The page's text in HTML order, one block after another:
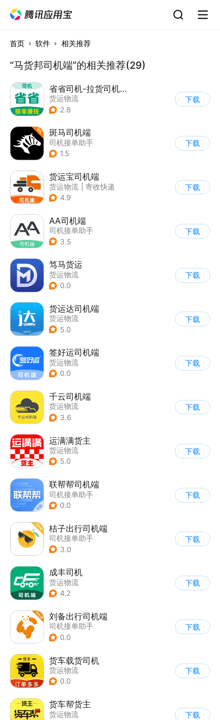
首页 软件 相关推荐
“马货邦司机端”的相关推荐(29)
省省司机-拉货司机招募
货运物流
2.8
下载
斑马司机端
司机接单助手
1.5
下载
货运宝司机端
货运物流
寄收快递
4.9
下载
AA司机端
司机接单助手
3.5
下载
笃马货运
货运物流
0.0
下载
货运达司机端
货运物流
5.0
下载
签好运司机端
货运物流
0.0
下载
千云司机端
货运物流
3.6
下载
运满满货主
货运物流
5.0
下载
联帮帮司机端
司机接单助手
0.0
下载
桔子出行司机端
司机接单助手
3.0
下载
成丰司机
货运物流
4.2
下载
刘备出行司机端
司机接单助手
0.0
下载
货车载货司机
货运物流
0.0
下载
货车帮货主
货运物流
下载